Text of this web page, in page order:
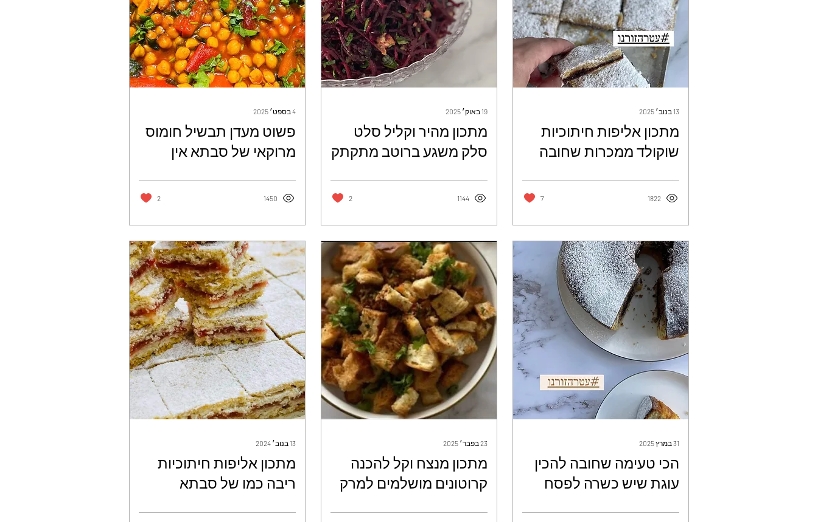
13 בנוב׳ 2025
מתכון אליפות חיתוכיות
שוקולד ממכרות שחובה
1822
7
19 באוק׳ 2025
מתכון מהיר וקליל סלט
סלק משגע ברוטב מתקתק
עטרה ז׳ורנו
1144
2
4 בספט׳ 2025
פשוט מעדן תבשיל חומוס
מרוקאי של סבתא אין
1450
2
31 במרץ 2025
הכי טעימה שחובה להכין
עוגת שיש כשרה לפסח
23 בפבר׳ 2025
מתכון מנצח וקל להכנה
קרוטונים מושלמים למרק
13 בנוב׳ 2024
מתכון אליפות חיתוכיות
ריבה כמו של סבתא